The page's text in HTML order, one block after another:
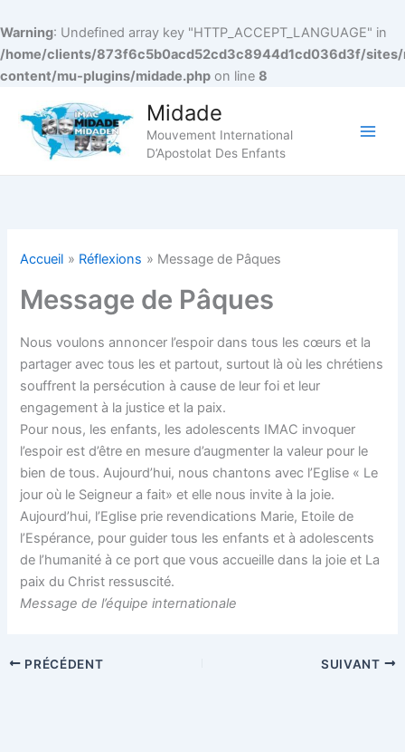
Warning: Undefined array key "HTTP_ACCEPT_LANGUAGE" in
/home/clients/873f6c5b0acd52cd3c8944d1cd036d3f/sites/
content/mu-plugins/midade.php on line 8
contenu
Midade
Mouvement International
D’Apostolat Des Enfants
Accueil Réflexions Message de Pâques
Message de Pâques
Nous voulons annoncer l’espoir dans tous les cœurs et la
partager avec tous les et partout, surtout là où les chrétiens
souffrent la persécution à cause de leur foi et leur
engagement à la justice et la paix.
Pour nous, les enfants, les adolescents IMAC invoquer
l’espoir est d’être en mesure d’augmenter la valeur pour le
bien de tous. Aujourd’hui, nous chantons avec l’Eglise « Le
jour où le Seigneur a fait» et elle nous invite à la joie.
Aujourd’hui, l’Eglise prie revendications Marie, Etoile de
l’Espérance, pour guider tous les enfants et à adolescents
de l’humanité à ce port que vous accueille dans la joie et La
paix du Christ ressuscité.
Message de l’équipe internationale
PRÉCÉDENT SUIVANT